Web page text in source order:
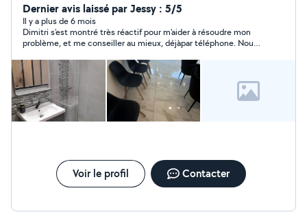
le rendu des travaux sera très bien fais merci:)
Dernier avis laissé par Jessy : 5/5
Il y a plus de 6 mois
Dimitri s'est montré très réactif pour m'aider à résoudre mon
problème, et me conseiller au mieux, déjàpar téléphone. Nous
avéré très sympathique et disponible pour nous proposer son
aide.
Voir le profil Contacter